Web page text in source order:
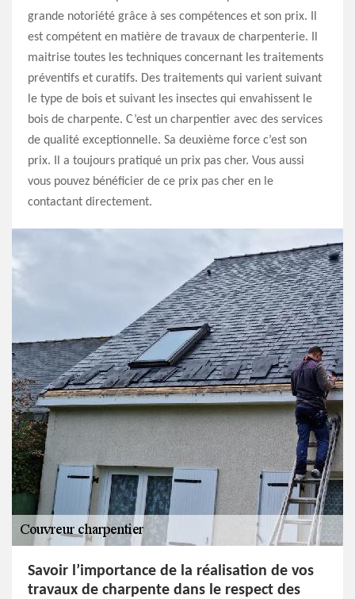
grande notoriété grâce à ses compétences et son prix. Il
est compétent en matière de travaux de charpenterie. Il
maitrise toutes les techniques concernant les traitements
préventifs et curatifs. Des traitements qui varient suivant
le type de bois et suivant les insectes qui envahissent le
bois de charpente. C’est un charpentier avec des services
de qualité exceptionnelle. Sa deuxième force c’est son
prix. Il a toujours pratiqué un prix pas cher. Vous aussi
vous pouvez bénéficier de ce prix pas cher en le
contactant directement.
Savoir l’importance de la réalisation de vos
travaux de charpente dans le respect des